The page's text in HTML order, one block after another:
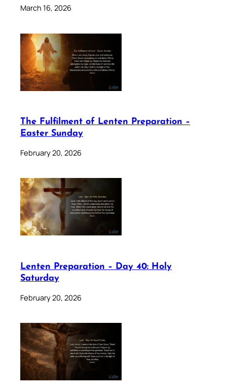
March 16, 2026
The Fulfilment of Lenten Preparation –
Easter Sunday
February 20, 2026
Lenten Preparation – Day 40: Holy
Saturday
February 20, 2026